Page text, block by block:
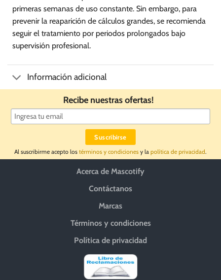
primeras semanas de uso constante. Sin embargo, para
prevenir la reaparición de cálculos grandes, se recomienda
seguir el tratamiento por periodos prolongados bajo
supervisión profesional.
Información adicional
Recibe nuestras ofertas!
Al suscribirme acepto los términos y condiciones y la política de privacidad.
Acerca de Mascotify
Contáctanos
Marcas
Términos y condiciones
Política de privacidad